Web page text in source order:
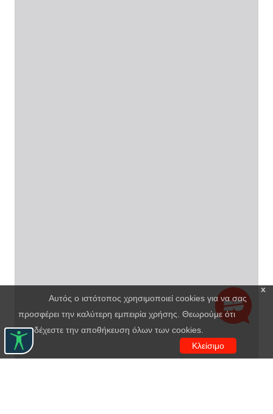
x
Αυτός ο ιστότοπος χρησιμοποιεί cookies για να σας
προσφέρει την καλύτερη εμπειρία χρήσης. Θεωρούμε ότι
αποδέχεστε την αποθήκευση όλων των cookies.
Κλείσιμο